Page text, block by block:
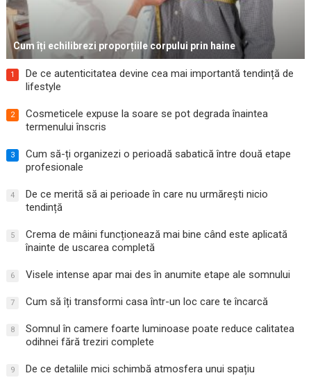
Cum îți echilibrezi proporțiile corpului prin haine
1
De ce autenticitatea devine cea mai importantă tendință de
lifestyle
2
Cosmeticele expuse la soare se pot degrada înaintea
termenului înscris
3
Cum să-ți organizezi o perioadă sabatică între două etape
profesionale
4
De ce merită să ai perioade în care nu urmărești nicio
tendință
5
Crema de mâini funcționează mai bine când este aplicată
înainte de uscarea completă
6 Visele intense apar mai des în anumite etape ale somnului
7 Cum să îți transformi casa într-un loc care te încarcă
8
Somnul în camere foarte luminoase poate reduce calitatea
odihnei fără treziri complete
9 De ce detaliile mici schimbă atmosfera unui spațiu